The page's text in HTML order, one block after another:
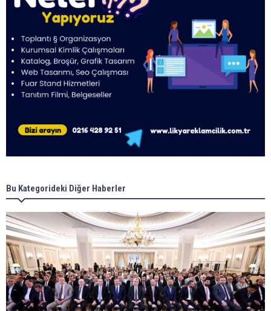
Bu Kategorideki Diğer Haberler